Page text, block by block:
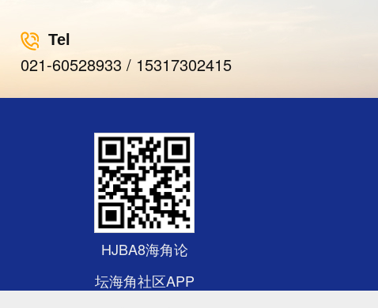
Tel
021-60528933 / 15317302415
HJBA8海角论
坛海角社区APP